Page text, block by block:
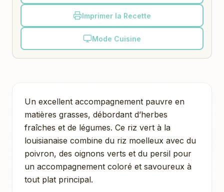
Imprimer la Recette
Mode Cuisine
Un excellent accompagnement pauvre en
matières grasses, débordant d’herbes
fraîches et de légumes. Ce riz vert à la
louisianaise combine du riz moelleux avec du
poivron, des oignons verts et du persil pour
un accompagnement coloré et savoureux à
tout plat principal.